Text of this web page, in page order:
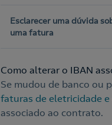
Esclarecer uma dúvida
uma fatura
Como alterar o IBAN
Se mudou de banco ou
faturas de eletricidade e
associado ao contrato.